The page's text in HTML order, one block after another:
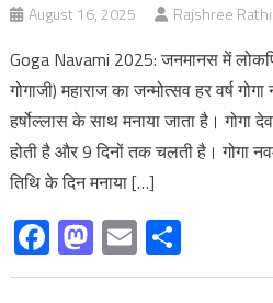
August 16, 2025 Rajshree Rathi
Goga Navami 2025: जनमानस में
गोगाजी) महाराज का जन्मोत्सव हर वर्ष
हर्षोल्लास के साथ मनाया जाता है। गोगा
होती है और 9 दिनों तक चलती है। गोगा
तिथि के दिन मनाया […]
Facebook
Mastodon
EmailShare